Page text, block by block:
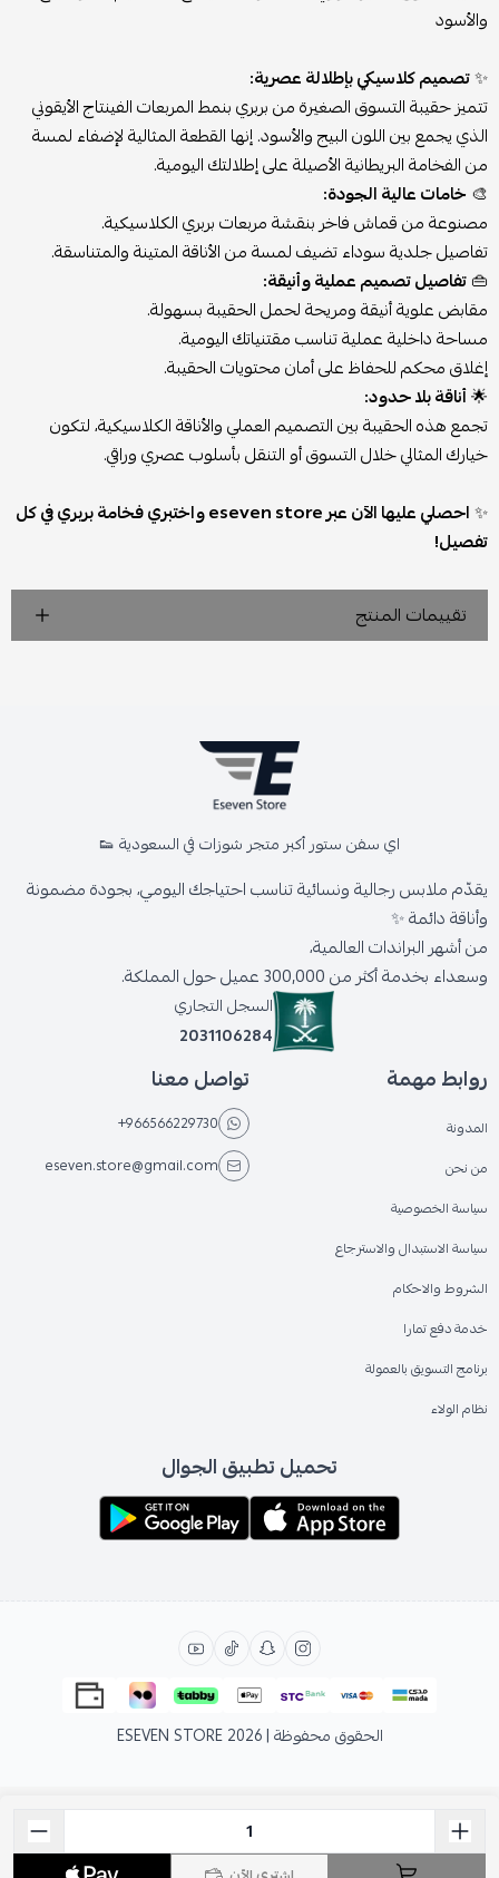
والأسود
✨تصميم كلاسيكي بإطلالة عصرية:
تتميز حقيبة التسوق الصغيرة من بربري بنمط المربعات الفينتاج الأيقوني
الذي يجمع بين اللون البيج والأسود. إنها القطعة المثالية لإضفاء لمسة
من الفخامة البريطانية الأصيلة على إطلالتك اليومية.
🎨خامات عالية الجودة:
مصنوعة من قماش فاخر بنقشة مربعات بربري الكلاسيكية.
تفاصيل جلدية سوداء تضيف لمسة من الأناقة المتينة والمتناسقة.
👜تفاصيل تصميم عملية وأنيقة:
مقابض علوية أنيقة ومريحة لحمل الحقيبة بسهولة.
مساحة داخلية عملية تناسب مقتنياتك اليومية.
إغلاق محكم للحفاظ على أمان محتويات الحقيبة.
🌟أناقة بلا حدود:
تجمع هذه الحقيبة بين التصميم العملي والأناقة الكلاسيكية، لتكون
خيارك المثالي خلال التسوق أو التنقل بأسلوب عصري وراقي.
✨
احصلي عليها الآن عبر eseven store واختبري فخامة بربري في كل
تفصيل!
تقييمات المنتج
اي سفن ستور أكبر متجر شوزات في السعودية 👟
يقدّم ملابس رجالية ونسائية تناسب احتياجك اليومي، بجودة مضمونة
وأناقة دائمة ✨
من أشهر البراندات العالمية،
وسعداء بخدمة أكثر من 300,000 عميل حول المملكة.
السجل التجاري
2031106284
روابط مهمة
المدونة
من نحن
سياسة الخصوصية
سياسة الاستبدال والاسترجاع
الشروط والاحكام
خدمة دفع تمارا
برنامج التسويق بالعمولة
نظام الولاء
تواصل معنا
+966566229730
eseven.store@gmail.com
تحميل تطبيق الجوال
الحقوق محفوظة | 2026 ESEVEN STORE